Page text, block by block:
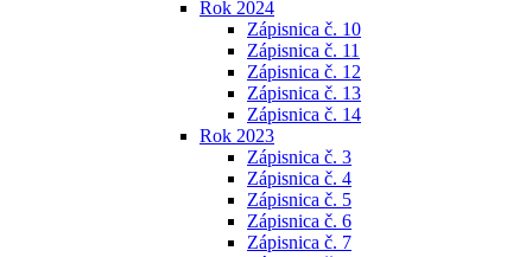
Rok 2024
Zápisnica č. 10
Zápisnica č. 11
Zápisnica č. 12
Zápisnica č. 13
Zápisnica č. 14
Rok 2023
Zápisnica č. 3
Zápisnica č. 4
Zápisnica č. 5
Zápisnica č. 6
Zápisnica č. 7